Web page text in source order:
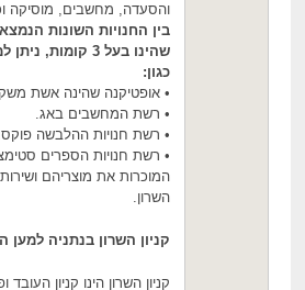
והסעדה, מחשבים, מוסיקה
בין החנויות השונות
שהינו בעל 3
כגון:
• אופטיקנה שהינה אשת
• רשת המחשבים באג.
• רשת חנויות ההלבשה
• רשת חנויות הספרים
המוכרות את מוצריהם
השרון.
קניון השרון בנתניה למען
קניון השרון הינו קניון